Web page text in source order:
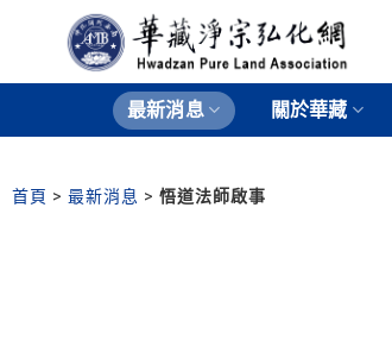
最新消息 關於華藏
首頁 > 最新消息 > 悟道法師啟事